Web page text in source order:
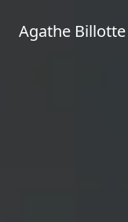
Agathe Billotte